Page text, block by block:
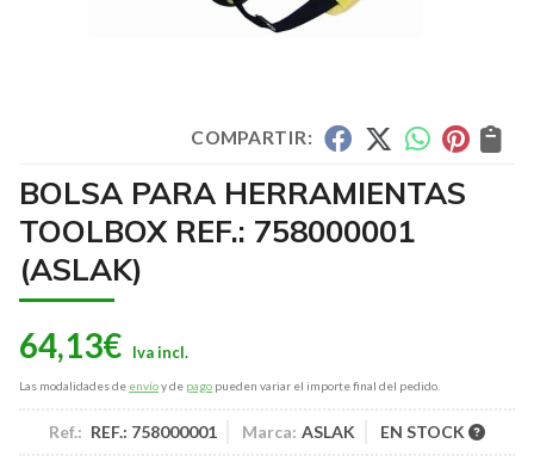
COMPARTIR:
BOLSA PARA HERRAMIENTAS
TOOLBOX REF.: 758000001
(ASLAK)
64,13€
Las modalidades de envíoy de pago pueden variar el importe final del pedido.
Ref.: REF.: 758000001 Marca: ASLAK EN STOCK